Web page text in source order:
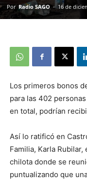
Por Radio SAGO - 16 de
Los primeros bonos
para las 402
en total, podrían
Así lo ratificó en
Familia, Karla
chilota donde se
puntualizando que